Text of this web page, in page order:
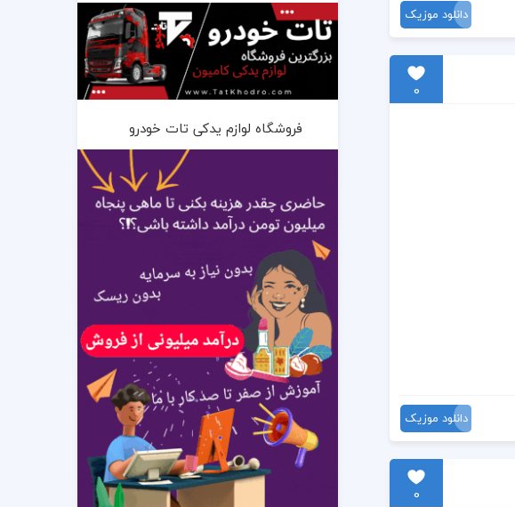
دانلود موزیک
0
دانلود موزیک
0
فروشگاه لوازم یدکی تات خودرو